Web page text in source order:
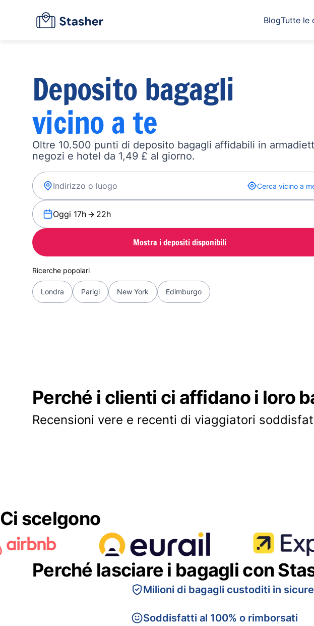
BlogTutte le
Deposito bagagli
vicino a te
Oltre 10.500 punti di deposito bagagli affidabili in
negozi e hotel da 1,49 £ al giorno.
Cerca vicino a
Oggi 17h 22h
Mostra i depositi disponibili
Ricerche popolari
Londra Parigi New York Edimburgo
Perché i clienti ci affidano i loro
Recensioni vere e recenti di viaggiatori
Ci scelgono
Perché lasciare i bagagli con
Milioni di bagagli custoditi in
Soddisfatti al 100% o rimborsati